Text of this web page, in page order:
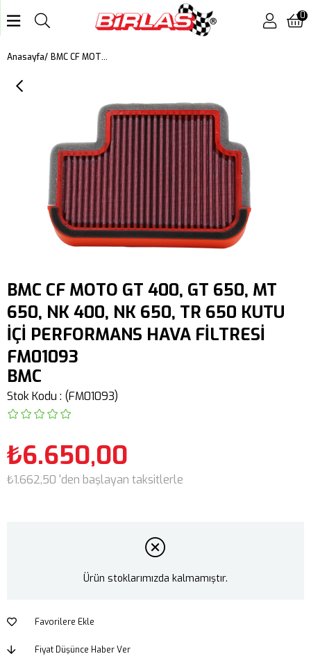
0
Anasayfa BMC CF MOTO GT 400, GT 650, MT 650, NK 400, NK 650, TR 650 KUTU İÇİ PERFORMANS HAVA FİLTRESİ FM01093
BMC CF MOTO GT 400, GT 650, MT
650, NK 400, NK 650, TR 650 KUTU
İÇİ PERFORMANS HAVA FİLTRESİ
FM01093
BMC
Stok Kodu (FM01093)
₺6.650,00
₺1.662,50 'den başlayan taksitlerle
Ürün stoklarımızda kalmamıştır.
Favorilere Ekle
Fiyat Düşünce Haber Ver